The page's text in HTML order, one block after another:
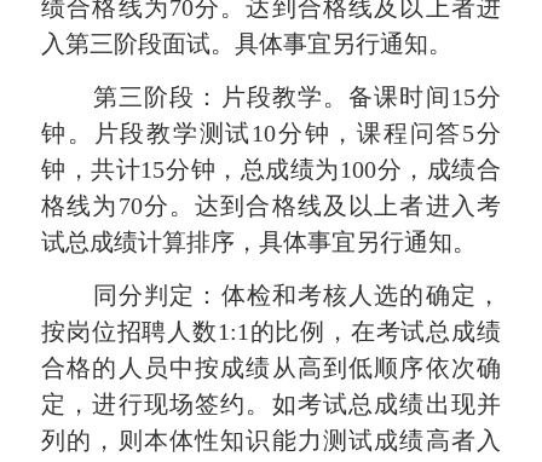
绩合格线为70分。达到合格线及以上者进
入第三阶段面试。具体事宜另行通知。
第三阶段：片段教学。备课时间15分
钟 。 片段教学测试10分钟，课程问答5分
钟，共计15分钟，总成绩为100分，成绩合
格线为70分。达到合格线及以上者进入考
试总成绩计算排序，具体事宜另行通知。
同分判定：体检和考核人选的确定，
按岗位招聘人数1:1的比例，在考试总成绩
合格的人员中按成绩从高到低顺序依次确
定，进行现场签约。如考试总成绩出现并
列的，则本体性知识能力测试成绩高者入